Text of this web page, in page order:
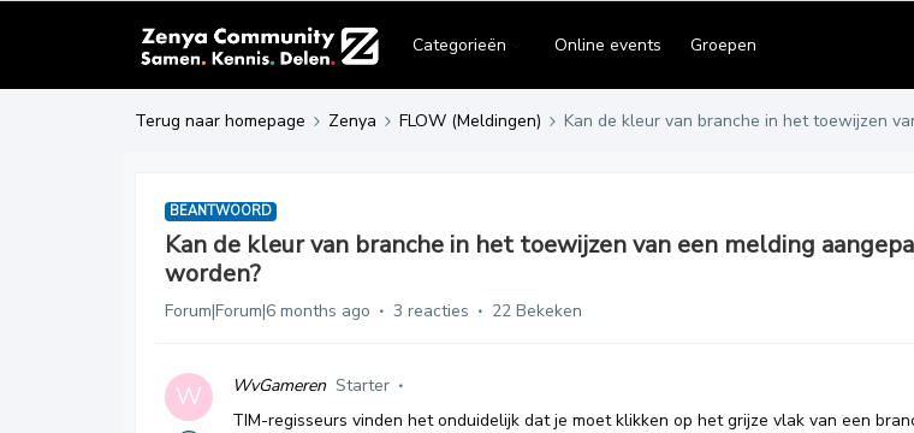
Categorieën Online events Groepen
Terug naar homepage Zenya FLOW (Meldingen) Kan de kleur van branche in het toewijzen
BEANTWOORD
Kan de kleur van branche in het toewijzen van een melding
worden?
Forum|Forum|6 months ago 3 reacties 22 Bekeken
W WvGameren Starter
TIM-regisseurs vinden het onduidelijk dat je moet klikken op het grijze vlak van een